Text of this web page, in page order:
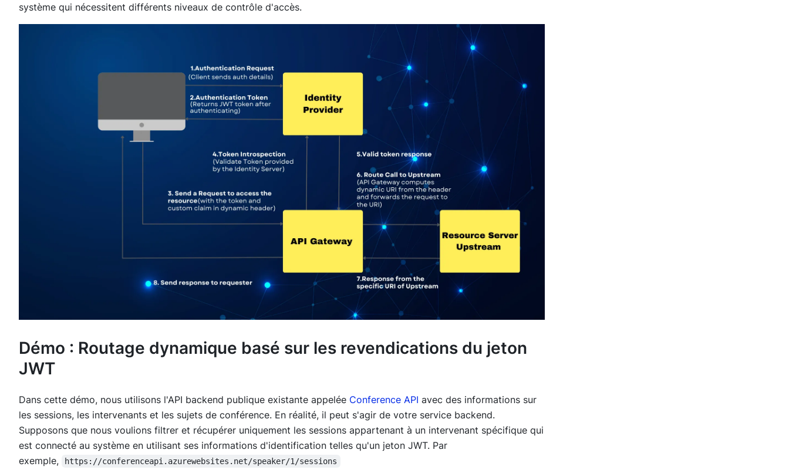
système qui nécessitent différents niveaux de contrôle d'accès.
Démo : Routage dynamique basé sur les revendications du jeton
JWT
Dans cette démo, nous utilisons l'API backend publique existante appelée Conference API avec des informations sur
les sessions, les intervenants et les sujets de conférence. En réalité, il peut s'agir de votre service backend.
Supposons que nous voulions filtrer et récupérer uniquement les sessions appartenant à un intervenant spécifique qui
est connecté au système en utilisant ses informations d'identification telles qu'un jeton JWT. Par
exemple,
https://conferenceapi.azurewebsites.net/speaker/1/sessions